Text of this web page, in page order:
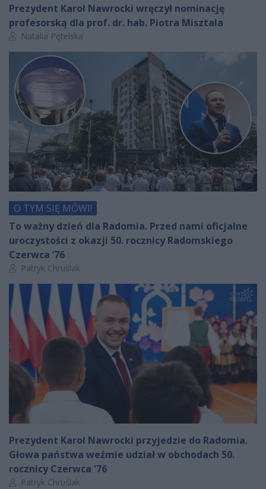
Prezydent Karol Nawrocki wręczył nominację
profesorską dla prof. dr. hab. Piotra Misztala
Autor artykułu:
Natalia Pętelska
O TYM SIĘ MÓWI!
To ważny dzień dla Radomia. Przed nami oficjalne
uroczystości z okazji 50. rocznicy Radomskiego
Czerwca ’76
Autor artykułu:
Patryk Chruślak
Prezydent Karol Nawrocki przyjedzie do Radomia.
Głowa państwa weźmie udział w obchodach 50.
rocznicy Czerwca '76
Autor artykułu:
Patryk Chruślak